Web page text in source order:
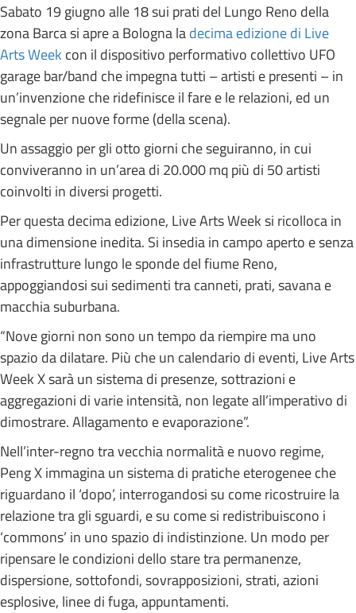
Sabato 19 giugno alle 18 sui prati del Lungo Reno della
zona Barca si apre a Bologna ladecima edizione di Live
Arts Week con il dispositivo performativo collettivo UFO
garage bar/band che impegna tutti – artisti e presenti – in
un’invenzione che ridefinisce il fare e le relazioni, ed un
segnale per nuove forme (della scena).
Un assaggio per gli otto giorni che seguiranno, in cui
conviveranno in un’area di 20.000 mq più di 50 artisti
coinvolti in diversi progetti.
Per questa decima edizione, Live Arts Week si ricolloca in
una dimensione inedita. Si insedia in campo aperto e senza
infrastrutture lungo le sponde del fiume Reno,
appoggiandosi sui sedimenti tra canneti, prati, savana e
macchia suburbana.
“Nove giorni non sono un tempo da riempire ma uno
spazio da dilatare. Più che un calendario di eventi, Live Arts
Week X sarà un sistema di presenze, sottrazioni e
aggregazioni di varie intensità, non legate all’imperativo di
dimostrare. Allagamento e evaporazione”.
Nell’inter-regno tra vecchia normalità e nuovo regime,
Peng X immagina un sistema di pratiche eterogenee che
riguardano il ‘dopo’, interrogandosi su come ricostruire la
relazione tra gli sguardi, e su come si redistribuiscono i
‘commons’ in uno spazio di indistinzione. Un modo per
ripensare le condizioni dello stare tra permanenze,
dispersione, sottofondi, sovrapposizioni, strati, azioni
esplosive, linee di fuga, appuntamenti.